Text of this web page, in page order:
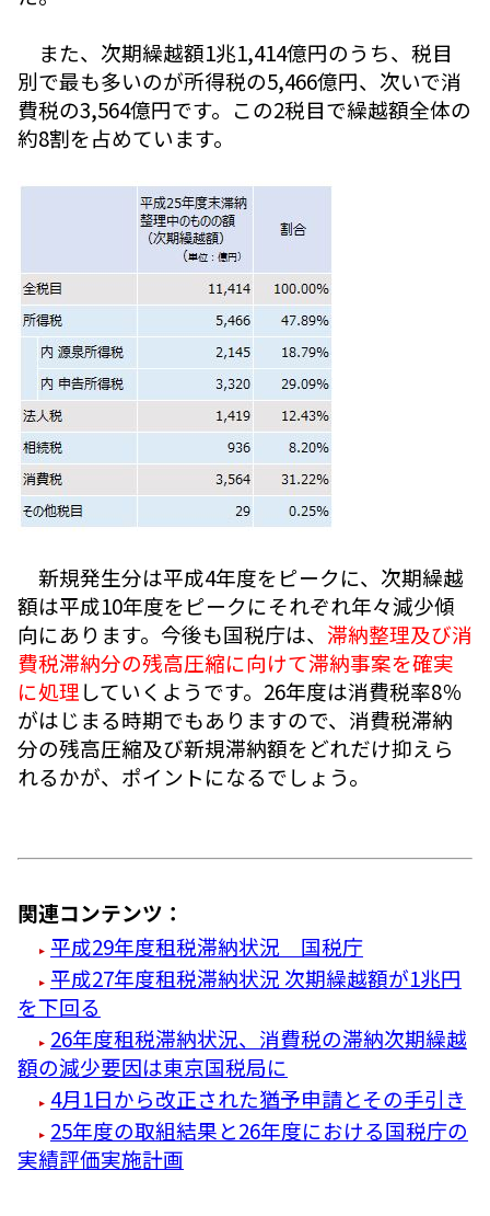
また、次期繰越額1兆1,414億円のうち、税目
別で最も多いのが所得税の5,466億円、次いで消
費税の3,564億円です。この2税目で繰越額全体の
約8割を占めています。
新規発生分は平成4年度をピークに、次期繰越
額は平成10年度をピークにそれぞれ年々減少傾
向にあります。今後も国税庁は、 滞納整理及び消
費税滞納分の残高圧縮に向けて滞納事案を確実
に処理していくようです。26年度は消費税率8％
がはじまる時期でもありますので、消費税滞納
分の残高圧縮及び新規滞納額をどれだけ抑えら
れるかが、ポイントになるでしょう。
関連コンテンツ：
平成29年度租税滞納状況 国税庁
平成27年度租税滞納状況 次期繰越額が1兆円
を下回る
26年度租税滞納状況、消費税の滞納次期繰越
額の減少要因は東京国税局に
4月1日から改正された猶予申請とその手引き
25年度の取組結果と26年度における国税庁の
実績評価実施計画